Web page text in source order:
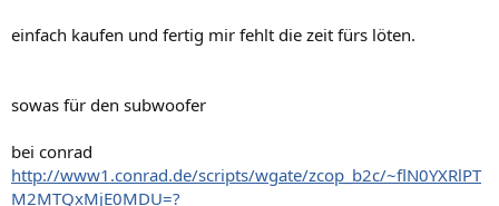
einfach kaufen und fertig mir fehlt die zeit fürs löten.
sowas für den subwoofer
bei conrad
http://www1.conrad.de/scripts/wgate/zcop_b2c/~flN0YXRlPT
M2MTQxMjE0MDU=?